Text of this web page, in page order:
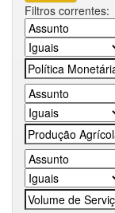
Filtros correntes: